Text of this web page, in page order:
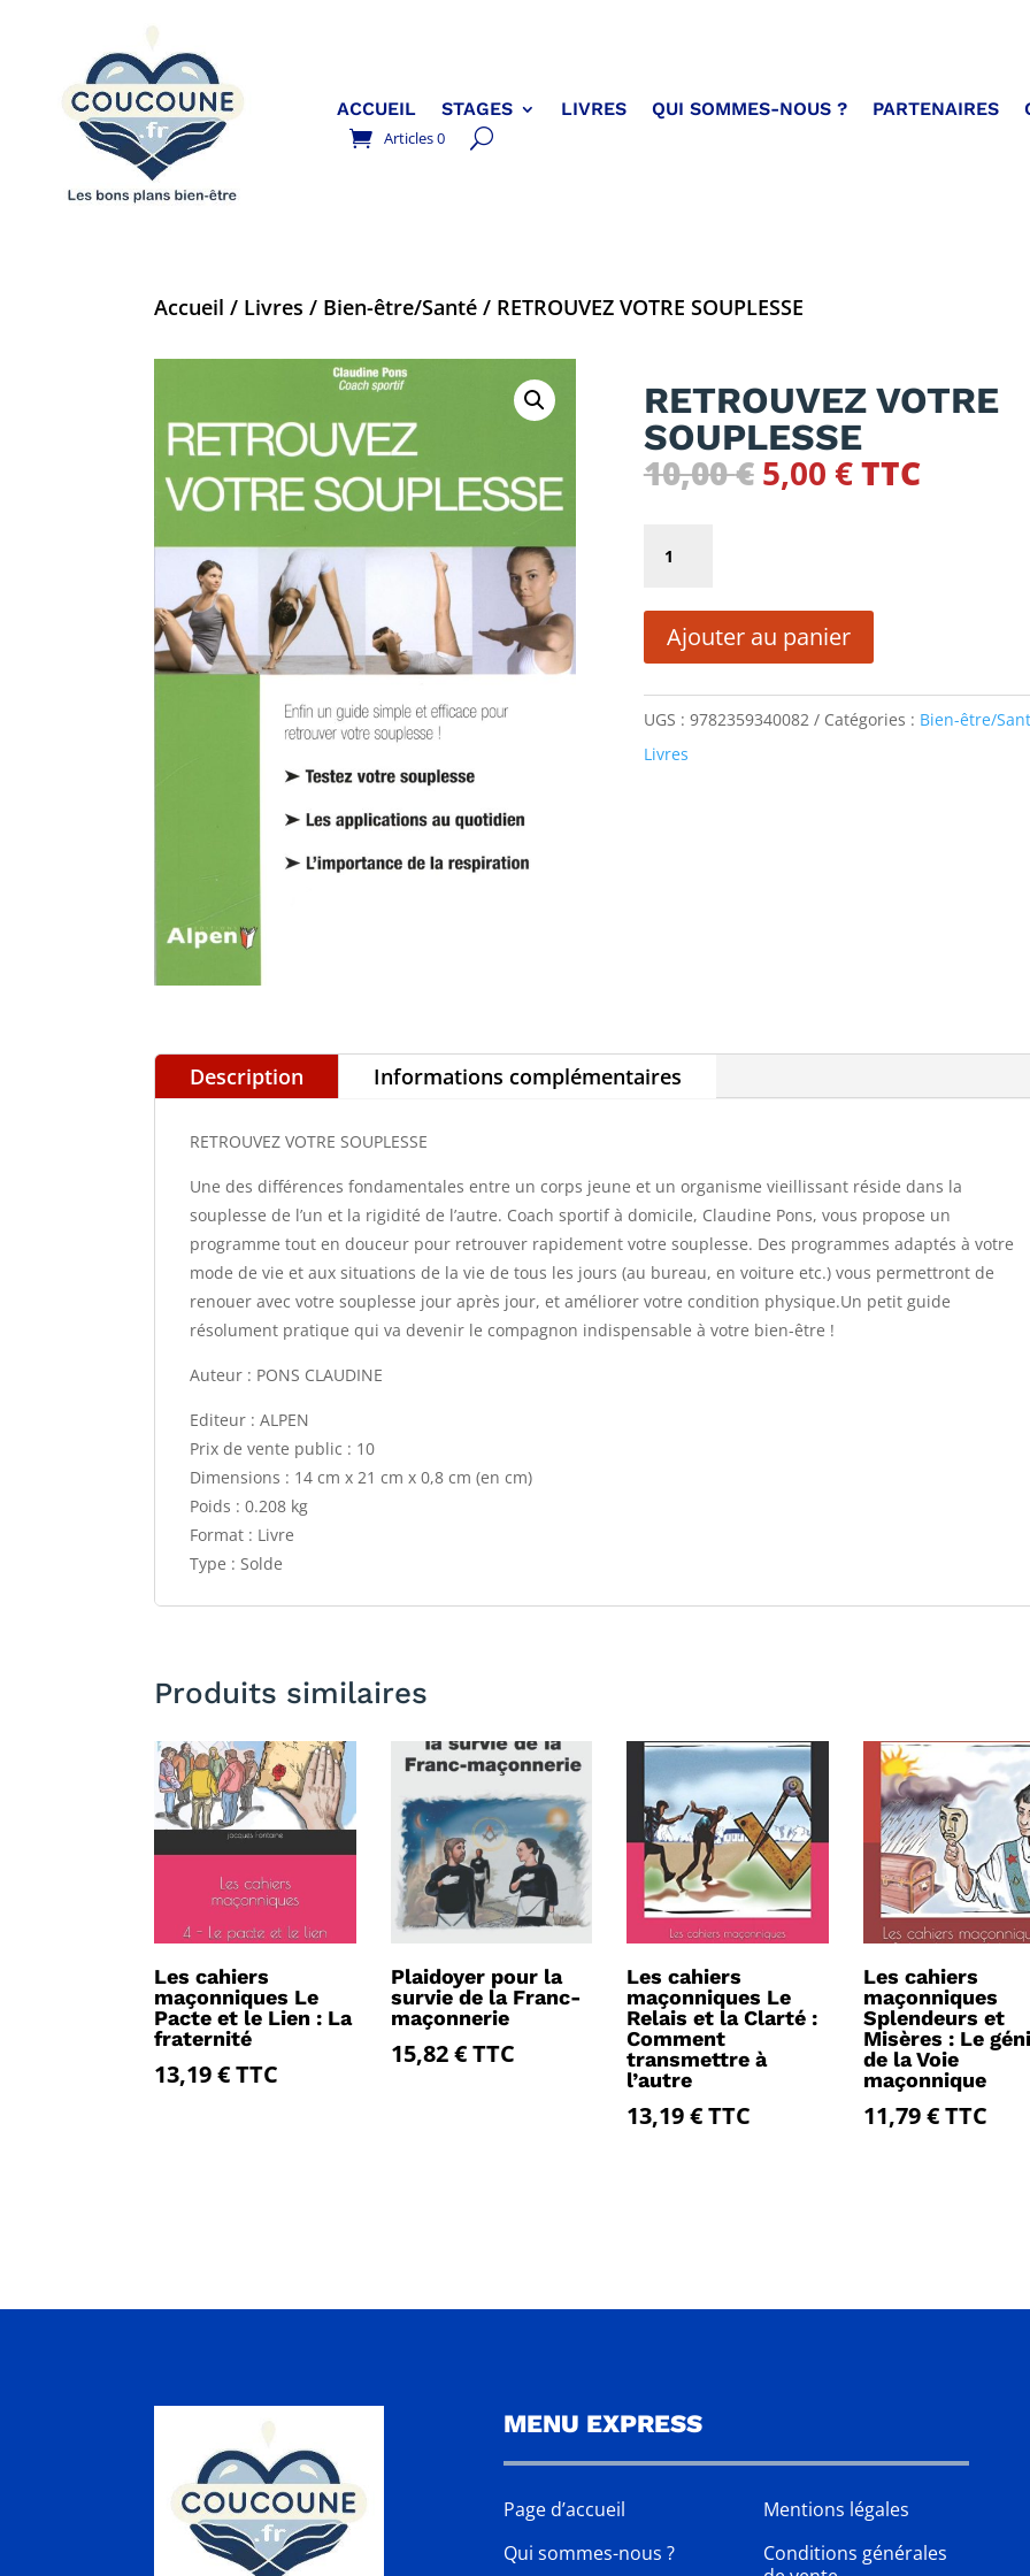
ACCUEIL STAGES LIVRES QUI SOMMES-NOUS ? PARTENAIRES
Articles 0
Accueil / Livres / Bien-être/Santé / RETROUVEZ VOTRE SOUPLESSE
RETROUVEZ VOTRE
SOUPLESSE
10,00€ Le
10,00 €.
5,00 €Le
5,00 €.
TTC
RETROUVEZ
VOTRE
Ajouter au panier
UGS : 9782359340082 Catégories : Bien-être/
Livres
Description Informations complémentaires
RETROUVEZ VOTRE SOUPLESSE
Une des différences fondamentales entre un corps jeune et un organisme vieillissant réside dans la
souplesse de l’un et la rigidité de l’autre. Coach sportif à domicile, Claudine Pons, vous propose un
programme tout en douceur pour retrouver rapidement votre souplesse. Des programmes adaptés à votre
mode de vie et aux situations de la vie de tous les jours (au bureau, en voiture etc.) vous permettront de
renouer avec votre souplesse jour après jour, et améliorer votre condition physique.Un petit guide
résolument pratique qui va devenir le compagnon indispensable à votre bien-être !
Auteur : PONS CLAUDINE
Editeur : ALPEN
Prix de vente public : 10
Dimensions : 14 cm x 21 cm x 0,8 cm (en cm)
Poids : 0.208 kg
Format : Livre
Type : Solde
Produits similaires
Les cahiers
maçonniques Le
Pacte et le Lien : La
fraternité
13,19€ TTC
Plaidoyer pour la
survie de la Franc-
maçonnerie
15,82€TTC
Les cahiers
maçonniques Le
Relais et la Clarté :
Comment
transmettre à
l’autre
13,19€TTC
Les cahiers
maçonniques
Splendeurs et
Misères : Le
de la Voie
maçonnique
11,79€TTC
MENU EXPRESS
Page d’accueil
Qui sommes-nous ?
Mentions légales
Conditions générales